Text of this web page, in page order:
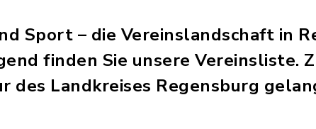
Sport – die Vereinslandschaft in
finden Sie unsere Vereinsliste.
des Landkreises Regensburg